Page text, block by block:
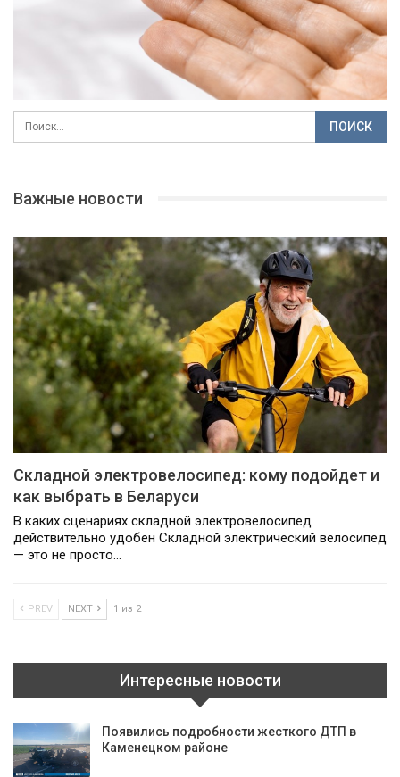
Важные новости
Складной электровелосипед: кому подойдет и
как выбрать в Беларуси
В каких сценариях складной электровелосипед
действительно удобен Складной электрический велосипед
— это не просто…
PREV NEXT 1 из 2
Интересные новости
Появились подробности жесткого ДТП в
Каменецком районе